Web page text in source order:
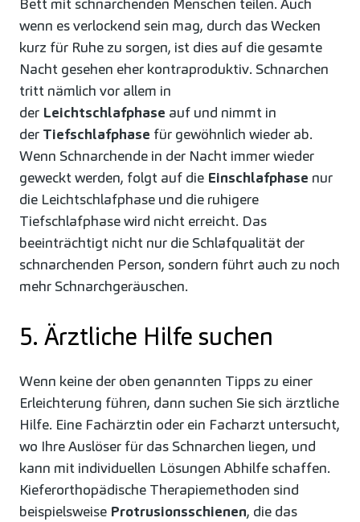
Bett mit schnarchenden Menschen teilen. Auch
wenn es verlockend sein mag, durch das Wecken
kurz für Ruhe zu sorgen, ist dies auf die gesamte
Nacht gesehen eher kontraproduktiv. Schnarchen
tritt nämlich vor allem in
der Leichtschlafphase auf und nimmt in
der Tiefschlafphase für gewöhnlich wieder ab.
Wenn Schnarchende in der Nacht immer wieder
geweckt werden, folgt auf die Einschlafphase nur
die Leichtschlafphase und die ruhigere
Tiefschlafphase wird nicht erreicht. Das
beeinträchtigt nicht nur die Schlafqualität der
schnarchenden Person, sondern führt auch zu noch
mehr Schnarchgeräuschen.
5. Ärztliche Hilfe suchen
Wenn keine der oben genannten Tipps zu einer
Erleichterung führen, dann suchen Sie sich ärztliche
Hilfe. Eine Fachärztin oder ein Facharzt untersucht,
wo Ihre Auslöser für das Schnarchen liegen, und
kann mit individuellen Lösungen Abhilfe schaffen.
Kieferorthopädische Therapiemethoden sind
beispielsweise Protrusionsschienen, die das